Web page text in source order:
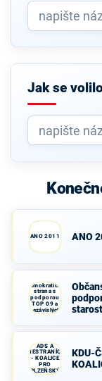
Jak se
ANO 2011 ANO
demokratická
strana s
podporou
TOP 09 a
nezávislých
starostů
ADS A
NESTRANÍCI
- KOALICE
PRO
PLZEŇSKÝ
KRAJ
KDU-